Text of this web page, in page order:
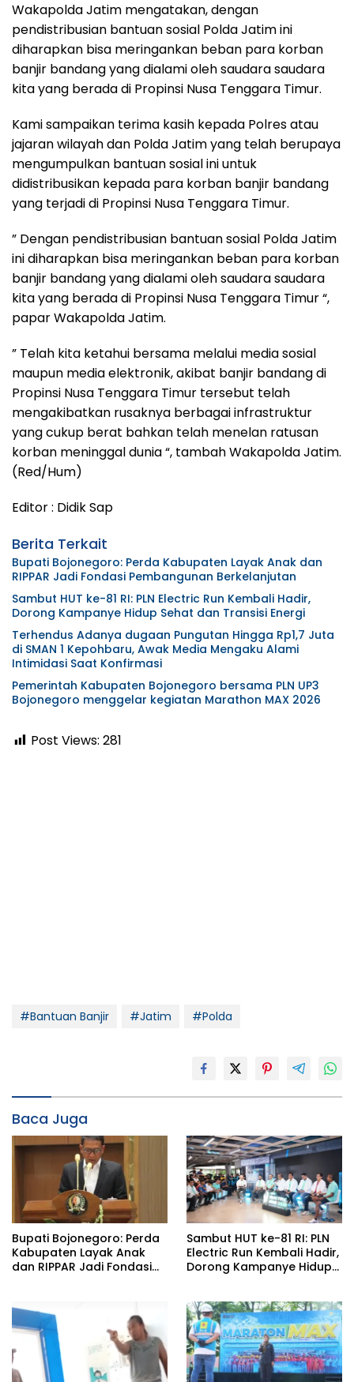
Wakapolda Jatim mengatakan, dengan
pendistribusian bantuan sosial Polda Jatim ini
diharapkan bisa meringankan beban para korban
banjir bandang yang dialami oleh saudara saudara
kita yang berada di Propinsi Nusa Tenggara Timur.
Kami sampaikan terima kasih kepada Polres atau
jajaran wilayah dan Polda Jatim yang telah berupaya
mengumpulkan bantuan sosial ini untuk
didistribusikan kepada para korban banjir bandang
yang terjadi di Propinsi Nusa Tenggara Timur.
” Dengan pendistribusian bantuan sosial Polda Jatim
ini diharapkan bisa meringankan beban para korban
banjir bandang yang dialami oleh saudara saudara
kita yang berada di Propinsi Nusa Tenggara Timur “,
papar Wakapolda Jatim.
” Telah kita ketahui bersama melalui media sosial
maupun media elektronik, akibat banjir bandang di
Propinsi Nusa Tenggara Timur tersebut telah
mengakibatkan rusaknya berbagai infrastruktur
yang cukup berat bahkan telah menelan ratusan
korban meninggal dunia “, tambah Wakapolda Jatim.
(Red/Hum)
Editor : Didik Sap
Berita Terkait
Bupati Bojonegoro: Perda Kabupaten Layak Anak dan
RIPPAR Jadi Fondasi Pembangunan Berkelanjutan
Sambut HUT ke-81 RI: PLN Electric Run Kembali Hadir,
Dorong Kampanye Hidup Sehat dan Transisi Energi
Terhendus Adanya dugaan Pungutan Hingga Rp1,7 Juta
di SMAN 1 Kepohbaru, Awak Media Mengaku Alami
Intimidasi Saat Konfirmasi
Pemerintah Kabupaten Bojonegoro bersama PLN UP3
Bojonegoro menggelar kegiatan Marathon MAX 2026
Post Views: 281
#Bantuan Banjir #Jatim #Polda
Baca Juga
Bupati Bojonegoro: Perda
Kabupaten Layak Anak
dan RIPPAR Jadi Fondasi
Sambut HUT ke-81 RI: PLN
Electric Run Kembali Hadir,
Dorong Kampanye Hidup